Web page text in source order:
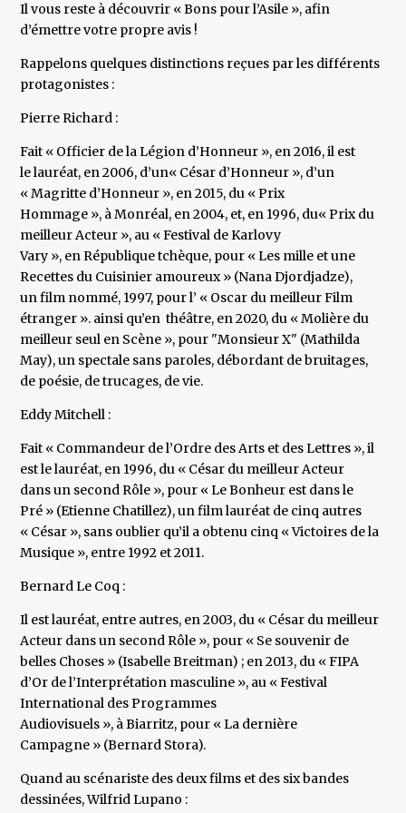
Il vous reste à découvrir « Bons pour l’Asile », afin
d’émettre votre propre avis !
Rappelons quelques distinctions reçues par les différents
protagonistes :
Pierre Richard :
Fait « Officier de la Légion d’Honneur », en 2016, il est
le lauréat, en 2006, d’un« César d’Honneur », d’un
« Magritte d’Honneur », en 2015, du « Prix
Hommage », à Monréal, en 2004, et, en 1996, du« Prix du
meilleur Acteur », au « Festival de Karlovy
Vary », en République tchèque, pour « Les mille et une
Recettes du Cuisinier amoureux » (Nana Djordjadze),
un film nommé, 1997, pour l’ « Oscar du meilleur Film
étranger ». ainsi qu’en théâtre, en 2020, du « Molière du
meilleur seul en Scène », pour "Monsieur X" (Mathilda
May), un spectale sans paroles, débordant de bruitages,
de poésie, de trucages, de vie.
Eddy Mitchell :
Fait « Commandeur de l’Ordre des Arts et des Lettres », il
est le lauréat, en 1996, du « César du meilleur Acteur
dans un second Rôle », pour « Le Bonheur est dans le
Pré » (Etienne Chatillez), un film lauréat de cinq autres
« César », sans oublier qu’il a obtenu cinq « Victoires de la
Musique », entre 1992 et 2011.
Bernard Le Coq :
Il est lauréat, entre autres, en 2003, du « César du meilleur
Acteur dans un second Rôle », pour « Se souvenir de
belles Choses » (Isabelle Breitman) ; en 2013, du « FIPA
d’Or de l’Interprétation masculine », au « Festival
International des Programmes
Audiovisuels », à Biarritz, pour « La dernière
Campagne » (Bernard Stora).
Quand au scénariste des deux films et des six bandes
dessinées, Wilfrid Lupano :